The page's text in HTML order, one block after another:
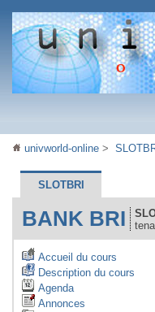
univworld-online >
SLOTBRI
BANK BRI
Accueil du cours
Description du cours
Agenda
Annonces